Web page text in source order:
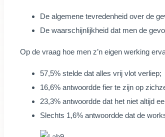
De algemene tevredenheid over de
De waarschijnlijkheid dat men de
Op de vraag hoe men z’n eigen werking
57,5% stelde dat alles vrij vlot verliep;
16,6% antwoordde fier te zijn op
23,3% antwoordde dat het niet altijd
Slechts 1,6% antwoordde dat de